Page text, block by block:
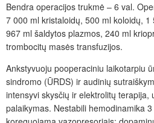
Bendra operacijos trukmė – 6 val.
7 000 ml kristaloidų, 500 ml koloidų, 1
967 ml šaldytos plazmos, 240 ml
trombocitų masės transfuzijos.
Ankstyvuoju pooperaciniu laikotarpiu
sindromo (ŪRDS) ir audinių
intensyvi skysčių ir elektrolitų terapija,
palaikymas. Nestabili hemodinamika